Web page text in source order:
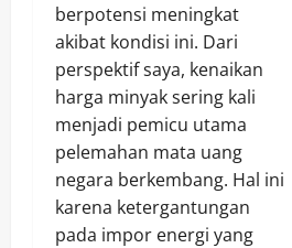
berpotensi meningkat
akibat kondisi ini. Dari
perspektif saya, kenaikan
harga minyak sering kali
menjadi pemicu utama
pelemahan mata uang
negara berkembang. Hal ini
karena ketergantungan
pada impor energi yang